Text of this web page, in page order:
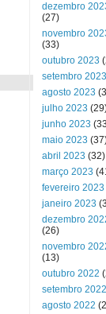
dezembro
(27)
novembro
(33)
outubro 2023
setembro 2023
agosto 2023
julho 2023
junho 2023
maio 2023
abril 2023 (32)
março 2023
fevereiro 2023
janeiro 2023
dezembro
(26)
novembro
(13)
outubro 2022
setembro 2022
agosto 2022